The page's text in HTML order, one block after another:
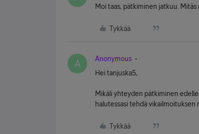
Moi taas, pätkiminen jatkuu.
Tykkää
A Anonymous
Hei tanjuska5,
Mikäli yhteyden pätkiminen
halutessasi tehdä vikailmoituksen
Tykkää